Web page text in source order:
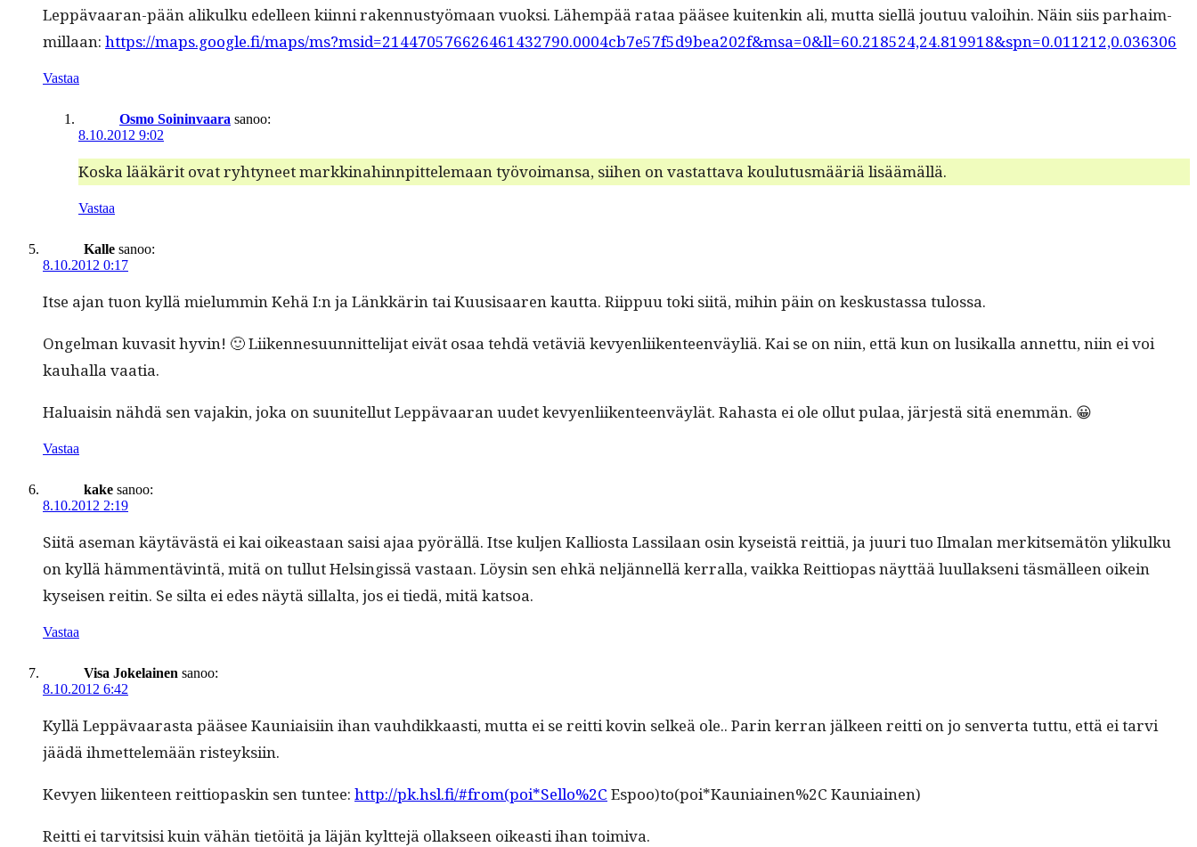
Lep­pä­vaaran-pään alikulku edelleen kiin­ni raken­nustyö­maan vuok­si. Lähempää rataa pääsee kuitenkin ali, mut­ta siel­lä joutuu val­oi­hin. Näin siis parhaim­
mil­laan: https://maps.google.fi/maps/ms?msid=214470576626461432790.0004cb7e57f5d9bea202f&msa=0&ll=60.218524,24.819918&spn=0.011212,0.036306
Vastaa
Osmo Soininvaara sanoo:
8.10.2012 9:02
Kos­ka lääkärit ovat ryhtyneet markki­nahin­npit­tele­maan työvoimansa, siihen on vas­tat­ta­va koulu­tus­määriä lisäämällä.
Vastaa
Kalle sanoo:
8.10.2012 0:17
Itse ajan tuon kyl­lä mielum­min Kehä I:n ja Länkkärin tai Kuu­sisaaren kaut­ta. Riip­puu toki siitä, mihin päin on keskus­tas­sa tulossa.
Ongel­man kuv­a­sit hyvin! 🙂 Liiken­nesu­un­nit­teli­jat eivät osaa tehdä vetäviä kevyen­li­iken­teen­väyliä. Kai se on niin, että kun on lusikalla annet­tu, niin ei voi
kauhal­la vaatia.
Halu­aisin nähdä sen vajakin, joka on suu­nitel­lut Lep­pä­vaaran uudet kevyen­li­iken­teen­väylät. Rahas­ta ei ole ollut pulaa, jär­jestä sitä enemmän. 😀
Vastaa
kake sanoo:
8.10.2012 2:19
Siitä ase­man käytävästä ei kai oikeas­t­aan saisi ajaa pyöräl­lä. Itse kul­jen Kallios­ta Las­si­laan osin kyseistä reit­tiä, ja juuri tuo Ilmalan merk­it­semätön ylikulku
on kyl­lä häm­men­täv­in­tä, mitä on tul­lut Helsingis­sä vas­taan. Löysin sen ehkä neljän­nel­lä ker­ral­la, vaik­ka Reit­tiopas näyt­tää luul­lak­seni täs­mälleen oikein
kyseisen reitin. Se sil­ta ei edes näytä sil­lal­ta, jos ei tiedä, mitä katsoa.
Vastaa
Visa Jokelainen sanoo:
8.10.2012 6:42
Kyl­lä Lep­pä­vaaras­ta pääsee Kau­ni­aisi­in ihan vauhdikkaasti, mut­ta ei se reit­ti kovin selkeä ole.. Parin ker­ran jäl­keen reit­ti on jo sen­ver­ta tut­tu, että ei tarvi
jäädä ihmettelemään risteyksiin.
Kevyen liiken­teen reit­tiopaskin sen tun­tee: http://pk.hsl.fi/#from(poi*Sello%2C Espoo)to(poi*Kauniainen%2C Kauniainen)
Reit­ti ei tarvit­sisi kuin vähän tietöitä ja läjän kylt­te­jä ollak­seen oikeasti ihan toimiva.